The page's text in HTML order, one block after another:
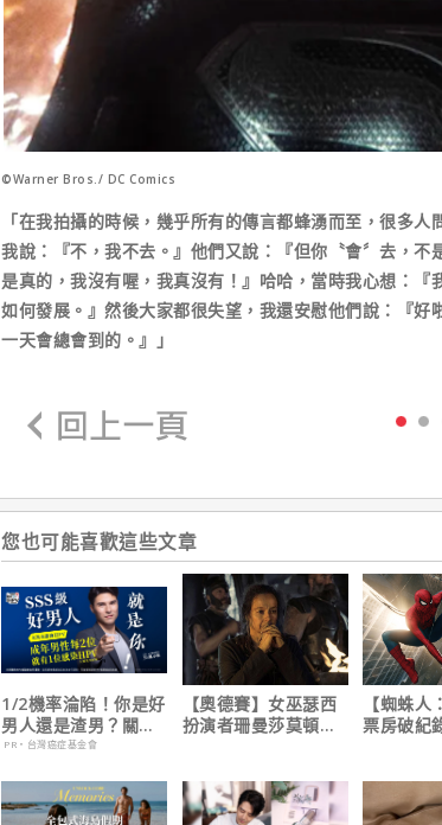
©Warner Bros./ DC Comics
「在我拍攝的時候，幾乎所有的傳言都蜂湧而至，很多人
我說：『不，我不去。』他們又說：『但你〝會〞去，不
是真的，我沒有喔，我真沒有！』哈哈，當時我心想：『
如何發展。』然後大家都很失望，我還安慰他們說：『好
一天會總會到的。』」
您也可能喜歡這些文章
1/2機率淪陷！你是好
男人還是渣男？關鍵
在這
PR・台灣癌症基金會
【奧德賽】女巫瑟西
扮演者珊曼莎莫頓曝
【蜘蛛人
票房破紀